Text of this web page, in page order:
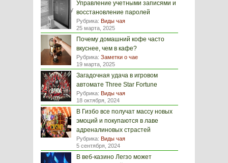
Управление учетными записями и
восстановление паролей
Рубрика: Виды чая
25 марта, 2025
Почему домашний кофе часто
вкуснее, чем в кафе?
Рубрика: Заметки о чае
19 марта, 2025
Загадочная удача в игровом
автомате Three Star Fortune
Рубрика: Виды чая
18 октября, 2024
В Гизбо все получат массу новых
эмоций и покупаются в лаве
адреналиновых страстей
Рубрика: Виды чая
5 сентября, 2024
В веб-казино Легзо может